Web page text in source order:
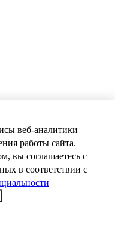
веб-аналитики
работы сайта.
вы соглашаетесь с
в соответствии с